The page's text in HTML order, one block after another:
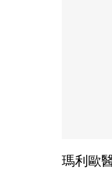
瑪利歐